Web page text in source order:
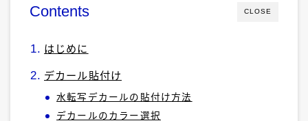
CLOSE
Contents
はじめに
デカール貼付け
水転写デカールの貼付け方法
デカールのカラー選択